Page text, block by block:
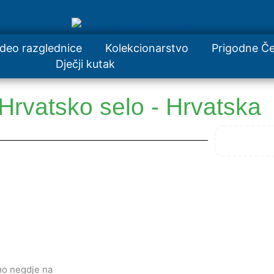
razglednice Kolekcionarstvo
Prigodne
Dječji kutak
selo - Hrvatska
negdje na